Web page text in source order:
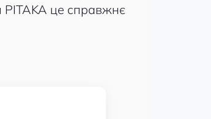
PITAKA це справжнє